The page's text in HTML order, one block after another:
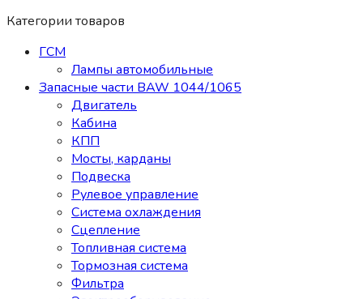
Категории товаров
ГСМ
Лампы автомобильные
Запасные части BAW 1044/1065
Двигатель
Кабина
КПП
Мосты, карданы
Подвеска
Рулевое управление
Система охлаждения
Сцепление
Топливная система
Тормозная система
Фильтра